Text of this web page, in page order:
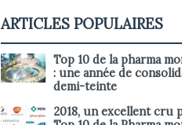
ARTICLES POPULAIRES
Top 10 de la pharma
: une année de
demi-teinte
2018, un excellent cru